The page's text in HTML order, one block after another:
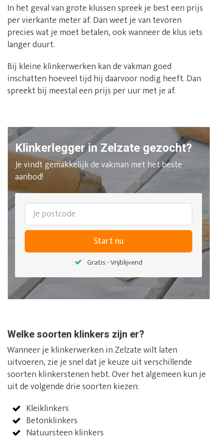
In het geval van grote klussen spreek je best een prijs
per vierkante meter af. Dan weet je van tevoren
precies wat je moet betalen, ook wanneer de klus iets
langer duurt.
Bij kleine klinkerwerken kan de vakman goed
inschatten hoeveel tijd hij daarvoor nodig heeft. Dan
spreekt bij meestal een prijs per uur met je af.
Klinkerlegger in Zelzate gezocht?
Je vindt gemakkelijk de vakman met het beste
aanbod!
Start nu
Gratis - Vrijblijvend
Welke soorten klinkers zijn er?
Wanneer je klinkerwerken in Zelzate wilt laten
uitvoeren, zie je snel dat je keuze uit verschillende
soorten klinkerstenen hebt. Over het algemeen kun je
uit de volgende drie soorten kiezen:
Kleiklinkers
Betonklinkers
Natuursteen klinkers